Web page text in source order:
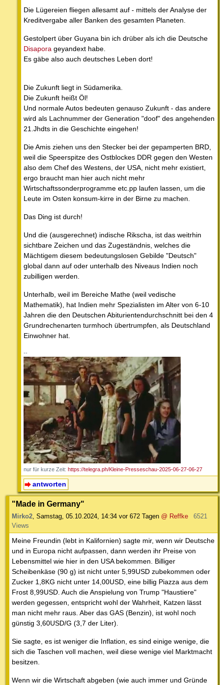
Die Lügereien fliegen allesamt auf - mittels der Analyse der
Kreditvergabe aller Banken des gesamten Planeten.
Gestolpert über Guyana bin ich drüber als ich die Deutsche
Disapora geyandext habe.
Es gäbe also auch deutsches Leben dort!
Die Zukunft liegt in Südamerika.
Die Zukunft heißt Öl!
Und normale Autos bedeuten genauso Zukunft - das andere
wird als Lachnummer der Generation "doof" des angehenden
21.Jhdts in die Geschichte eingehen!
Die Amis ziehen uns den Stecker bei der gepamperten BRD,
weil die Speerspitze des Ostblockes DDR gegen den Westen
also dem Chef des Westens, der USA, nicht mehr existiert,
ergo braucht man hier auch nicht mehr
Wirtschaftssonderprogramme etc.pp laufen lassen, um die
Leute im Osten konsum-kirre in der Birne zu machen.
Das Ding ist durch!
Und die (ausgerechnet) indische Rikscha, ist das weitrhin
sichtbare Zeichen und das Zugeständnis, welches die
Mächtigem diesem bedeutungslosen Gebilde "Deutsch"
global dann auf oder unterhalb des Niveaus Indien noch
zubilligen werden.
Unterhalb, weil im Bereiche Mathe (weil vedische
Mathematik), hat Indien mehr Spezialisten im Alter von 6-10
Jahren die den Deutschen Abiturientendurchschnitt bei den 4
Grundrechenarten turmhoch übertrumpfen, als Deutschland
Einwohner hat.
--
nur für kurze Zeit: https://telegra.ph/Kleine-Presseschau-2025-06-27-06-27
antworten
"Made in Germany"
Mirko2, Samstag, 05.10.2024, 14:34 vor 672 Tagen @ Reffke
6521
Views
Meine Freundin (lebt in Kalifornien) sagte mir, wenn wir Deutsche
und in Europa nicht aufpassen, dann werden ihr Preise von
Lebensmittel wie hier in den USA bekommen. Billiger
Scheibenkäse (90 g) ist nicht unter 5,99USD zubekommen oder
Zucker 1,8KG nicht unter 14,00USD, eine billig Piazza aus dem
Frost 8,99USD. Auch die Anspielung von Trump "Haustiere"
werden gegessen, entspricht wohl der Wahrheit, Katzen lässt
man nicht mehr raus. Aber das GAS (Benzin), ist wohl noch
günstig 3,60USD/G (3,7 der Liter).
Sie sagte, es ist weniger die Inflation, es sind einige wenige, die
sich die Taschen voll machen, weil diese wenige viel Marktmacht
besitzen.
Wenn wir die Wirtschaft abgeben (wie auch immer und Gründe